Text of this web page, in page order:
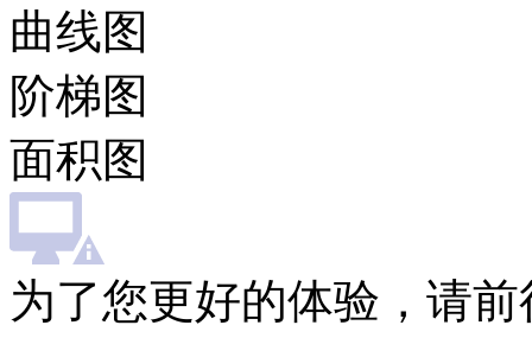
曲线图
阶梯图
面积图
为了您更好的体验，请